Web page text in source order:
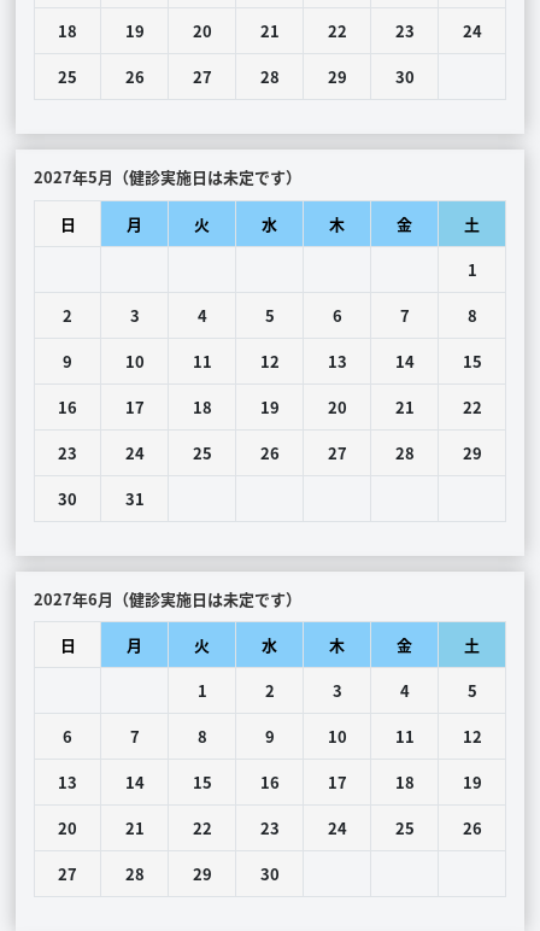
18
19 20 21 22 23
24
25
26 27 28 29 30
2027年5月（健診実施日は未定です）
日 月 火 水 木 金
土
1
2
3 4 5 6 7
8
9
10 11 12 13 14
15
16
17 18 19 20 21
22
23
24 25 26 27 28
29
30
31
2027年6月（健診実施日は未定です）
日 月 火 水 木 金
土
1
2 3 4
5
6
7 8 9 10 11
12
13
14 15 16 17 18
19
20
21 22 23 24 25
26
27
28 29 30